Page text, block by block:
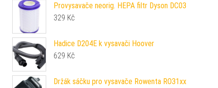
Provysavače neorig. HEPA filtr Dyson DC03
329 Kč
Hadice D204E k vysavači Hoover
629 Kč
Držák sáčku pro vysavače Rowenta RO31xx